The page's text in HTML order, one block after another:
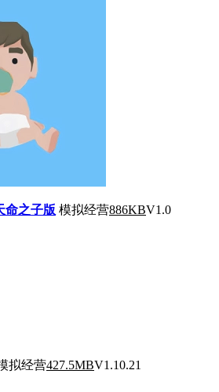
命之子版 模拟经营886KBV1.0
拟经营427.5MBV1.10.21